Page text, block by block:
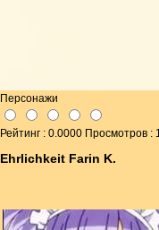
Персонажи
Рейтинг : 0.0000 Просмотров :
Ehrlichkeit Farin K.